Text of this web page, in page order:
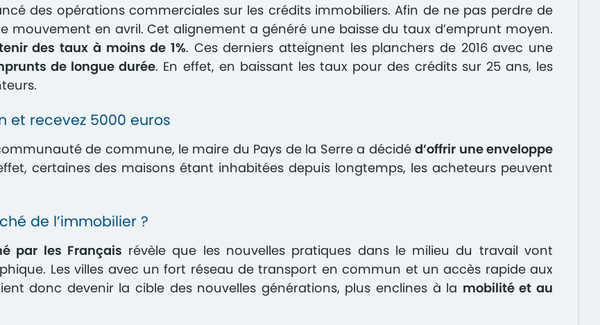
des opérations commerciales sur les crédits immobiliers. Afin de ne pas perdre de
mouvement en avril. Cet alignement a généré une baisse du taux d’emprunt moyen.
des taux à moins de 1%. Ces derniers atteignent les planchers de 2016 avec une
de longue durée. En effet, en baissant les taux pour des crédits sur 25 ans, les
et recevez 5000 euros
de commune, le maire du Pays de la Serre a décidéd’offrir une enveloppe
certaines des maisons étant inhabitées depuis longtemps, les acheteurs peuvent
de l’immobilier ?
par les Français révèle que les nouvelles pratiques dans le milieu du travail vont
Les villes avec un fort réseau de transport en commun et un accès rapide aux
donc devenir la cible des nouvelles générations, plus enclines à la mobilité et au